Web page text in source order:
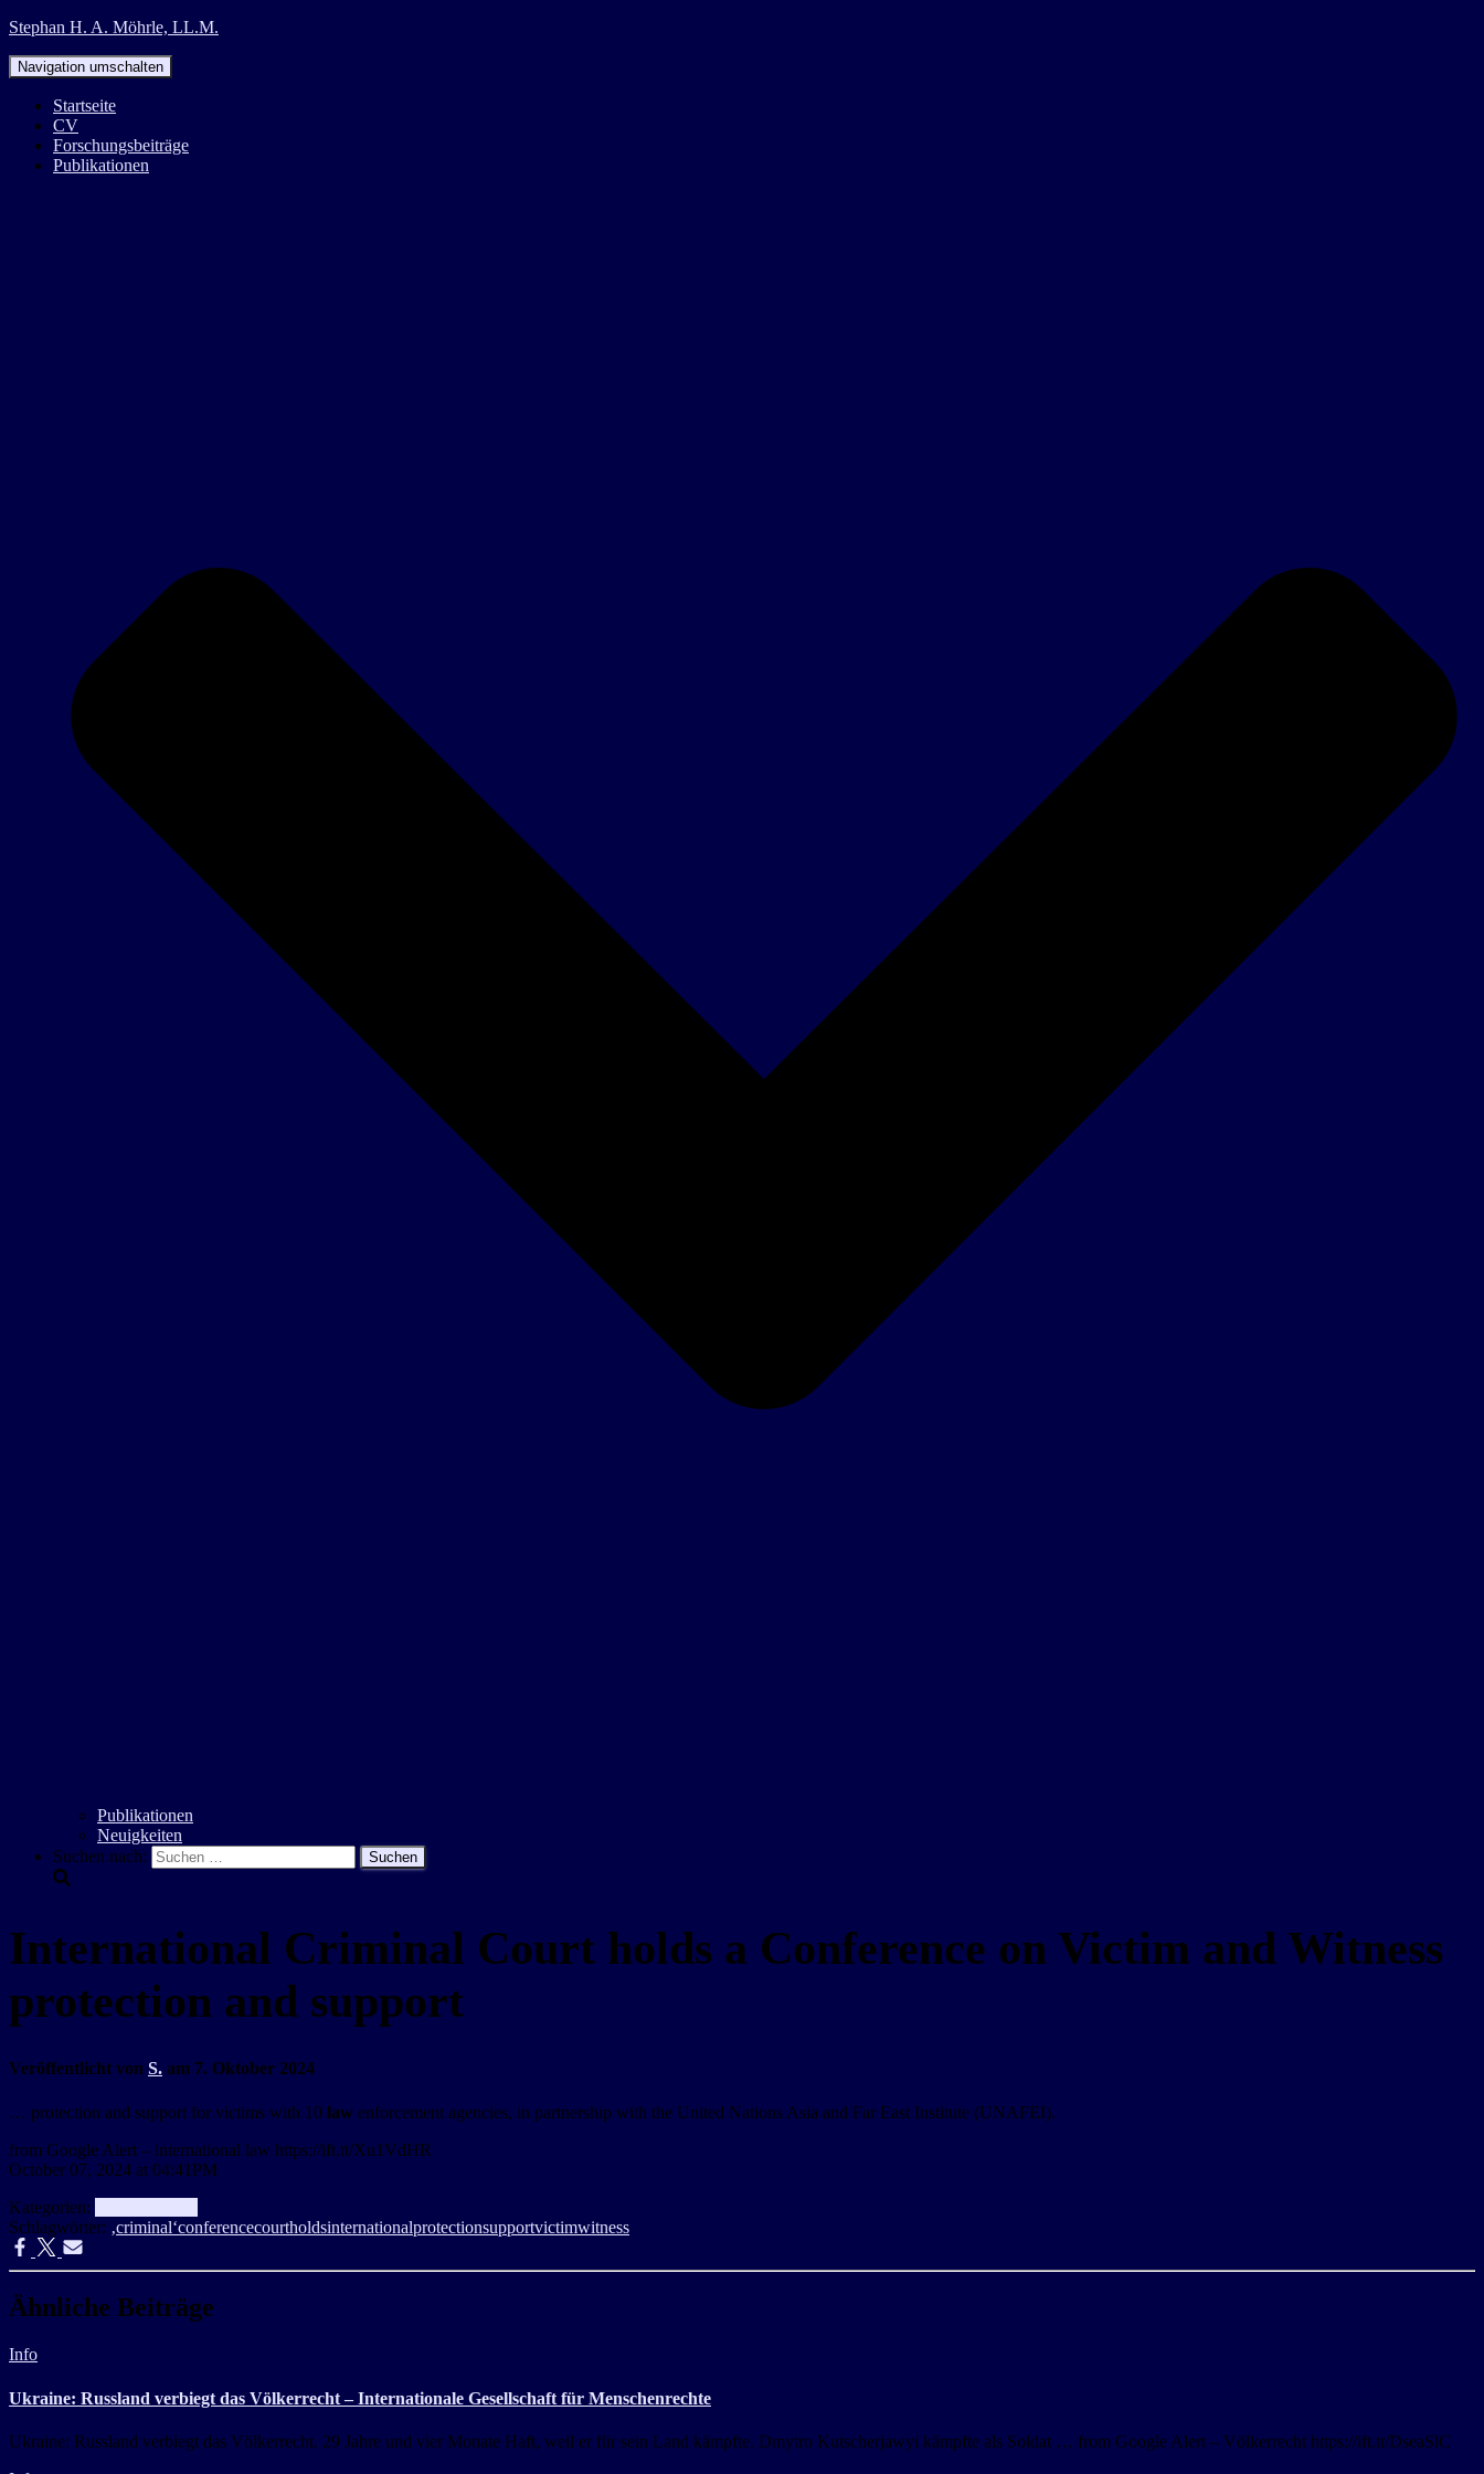
Stephan H. A. Möhrle, LL.M.
Navigation umschalten
Startseite
CV
Forschungsbeiträge
Publikationen
Publikationen
Neuigkeiten
Suchen nach:
International Criminal Court holds a Conference on Victim and Witness
protection and support
Veröffentlicht von S. am 7. Oktober 2024
… protection and support for victims with 10 law enforcement agencies, in partnership with the United Nations Asia and Far East Institute (UNAFEI).
from Google Alert – international law https://ift.tt/Xu1VdHR
October 07, 2024 at 04:41PM
Kategorien:
Schlagwörter: ‚criminal‘conferencecourtholdsinternationalprotectionsupportvictimwitness
Ähnliche Beiträge
Info
Ukraine: Russland verbiegt das Völkerrecht – Internationale Gesellschaft für Menschenrechte
Ukraine: Russland verbiegt das Völkerrecht. 29 Jahre und vier Monate Haft, weil er für sein Land kämpfte. Dmytro Kutscherjawyi kämpfte als Soldat … from Google Alert – Völkerrecht https://ift.tt/DseaSlC